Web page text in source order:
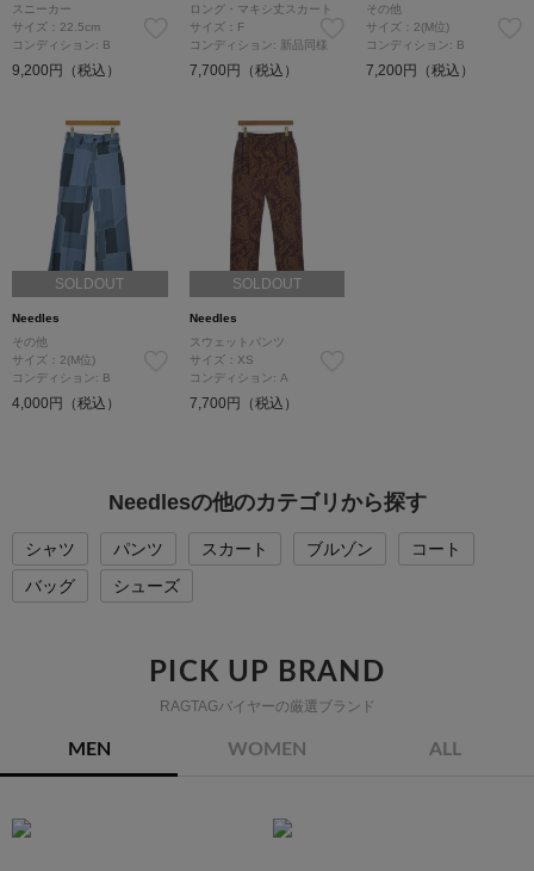
スニーカー
サイズ：22.5cm
コンディション: B
9,200円（税込）
ロング・マキシ丈スカート
サイズ：F
コンディション: 新品同様
7,700円（税込）
その他
サイズ：2(M位)
コンディション: B
7,200円（税込）
SOLDOUT
Needles
その他
サイズ：2(M位)
コンディション: B
4,000円（税込）
SOLDOUT
Needles
スウェットパンツ
サイズ：XS
コンディション: A
7,700円（税込）
Needlesの他のカテゴリから探す
シャツ パンツ スカート ブルゾン
コート
バッグ
シューズ
PICK UP BRAND
RAGTAGバイヤーの厳選ブランド
MEN WOMEN ALL